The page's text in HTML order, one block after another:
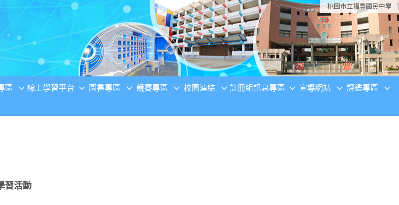
桃園市立福豐國民中學
區 線上學習平台 圖書專區 競賽專區 校園連結 註冊組訊息專區 宣導網站 評鑑專區
習活動